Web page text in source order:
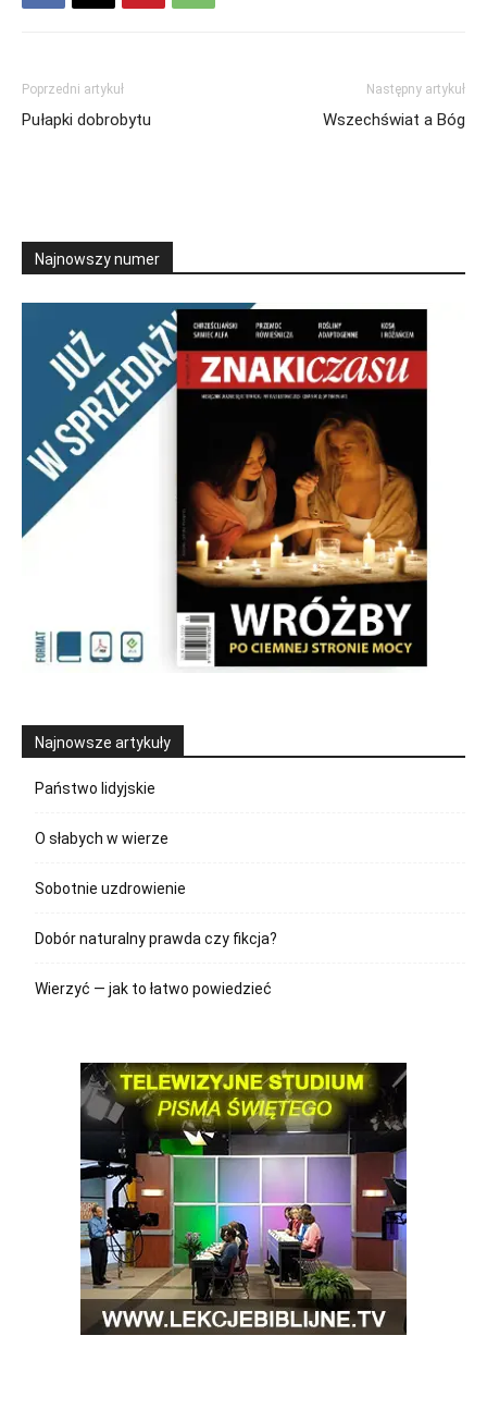
Poprzedni artykuł
Pułapki dobrobytu
Następny artykuł
Wszechświat a Bóg
Najnowszy numer
Najnowsze artykuły
Państwo lidyjskie
O słabych w wierze
Sobotnie uzdrowienie
Dobór naturalny prawda czy fikcja?
Wierzyć — jak to łatwo powiedzieć